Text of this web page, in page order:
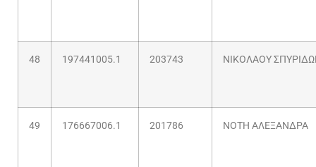
48 197441005.1 203743 ΝΙΚΟΛΑΟΥ
49 176667006.1 201786 ΝΟΤΗ ΑΛΕΞΑΝΔΡΑ